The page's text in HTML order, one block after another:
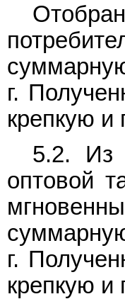
г.
крепкую и
5.2. Из
оптовой
г.
крепкую и